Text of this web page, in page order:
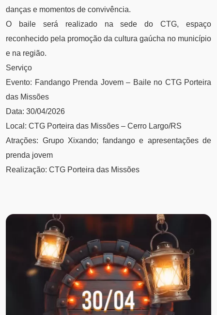
danças e momentos de convivência.
O baile será realizado na sede do CTG, espaço
reconhecido pela promoção da cultura gaúcha no município
e na região.
Serviço
Evento: Fandango Prenda Jovem – Baile no CTG Porteira
das Missões
Data: 30/04/2026
Local: CTG Porteira das Missões – Cerro Largo/RS
Atrações: Grupo Xixando; fandango e apresentações de
prenda jovem
Realização: CTG Porteira das Missões